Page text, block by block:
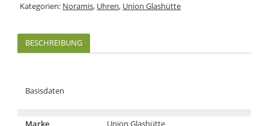
Kategorien: Noramis, Uhren, Union Glashütte
BESCHREIBUNG
Basisdaten
Marke
Union Glashütte